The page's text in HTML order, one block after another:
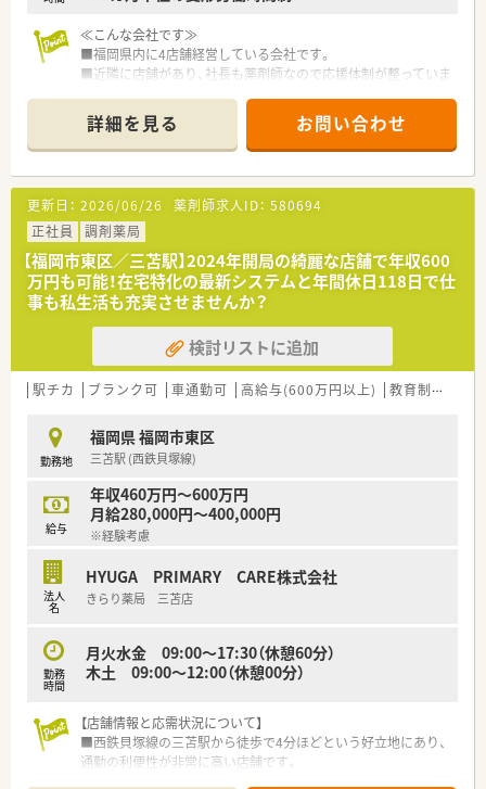
≪こんな会社です≫
■福岡県内に4店舗経営している会社です。
■近隣に店舗があり、社長も薬剤師なので応援体制が整っていま
■社員全員が意見を出せる「風通しのいい会社」を目指し、新し
い環境を作り出しています。
■社員、患者さん全員が笑顔になれる薬局です。
詳細を見る お問い合わせ
更新日： 2026/06/26 薬剤師求人ID： 580694
正社員
調剤薬局
【福岡市東区／三苫駅】2024年開局の綺麗な店舗で年収600
万円も可能！在宅特化の最新システムと年間休日118日で仕
事も私生活も充実させませんか？
検討リストに追加
駅チカ ブランク可 車通勤可 高給与(600万円以上) 教育制度あり
勤務地
福岡県 福岡市東区
三苫駅 (西鉄貝塚線)
給与
年収460万円～600万円
月給280,000円～400,000円
※経験考慮
法人
名
HYUGA PRIMARY CARE株式会社
きらり薬局 三苫店
勤務
時間
月火水金 09:00～17:30（休憩60分）
木土 09:00～12:00（休憩00分）
【店舗情報と応需状況について】
■西鉄貝塚線の三苫駅から徒歩で4分ほどという好立地にあり、
通勤の利便性が非常に高い店舗です。